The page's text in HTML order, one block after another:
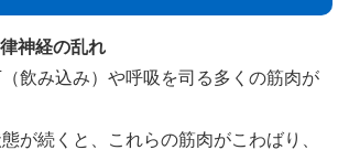
神経の乱れ
飲み込み）や呼吸を司る多くの筋肉が
が続くと、これらの筋肉がこわばり、